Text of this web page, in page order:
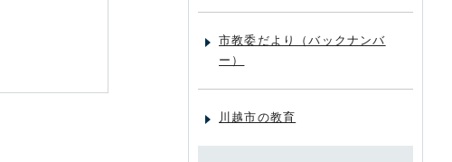
市教委だより（バックナンバ
ー）
川越市の教育